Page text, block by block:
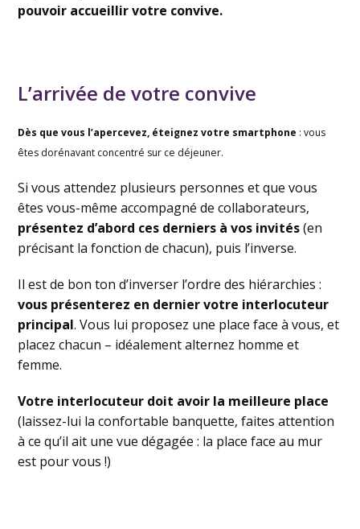
pouvoir accueillir votre convive.
L’arrivée de votre convive
Dès que vous l’apercevez, éteignez votre smartphone : vous
êtes dorénavant concentré sur ce déjeuner.
Si vous attendez plusieurs personnes et que vous
êtes vous-même accompagné de collaborateurs,
présentez d’abord ces derniers à vos invités(en
précisant la fonction de chacun), puis l’inverse.
Il est de bon ton d’inverser l’ordre des hiérarchies :
vous présenterez en dernier votre interlocuteur
principal. Vous lui proposez une place face à vous, et
placez chacun – idéalement alternez homme et
femme.
Votre interlocuteur doit avoir la meilleure place
(laissez-lui la confortable banquette, faites attention
à ce qu’il ait une vue dégagée : la place face au mur
est pour vous !)